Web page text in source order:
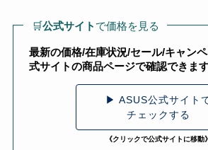
🛒公式サイト で価格を見る
最新の価格/在庫状況/セール/キャン
式サイトの商品ページで確認できま
▶ ASUS公式サイト
チェックする
《クリックで公式サイトに移動》